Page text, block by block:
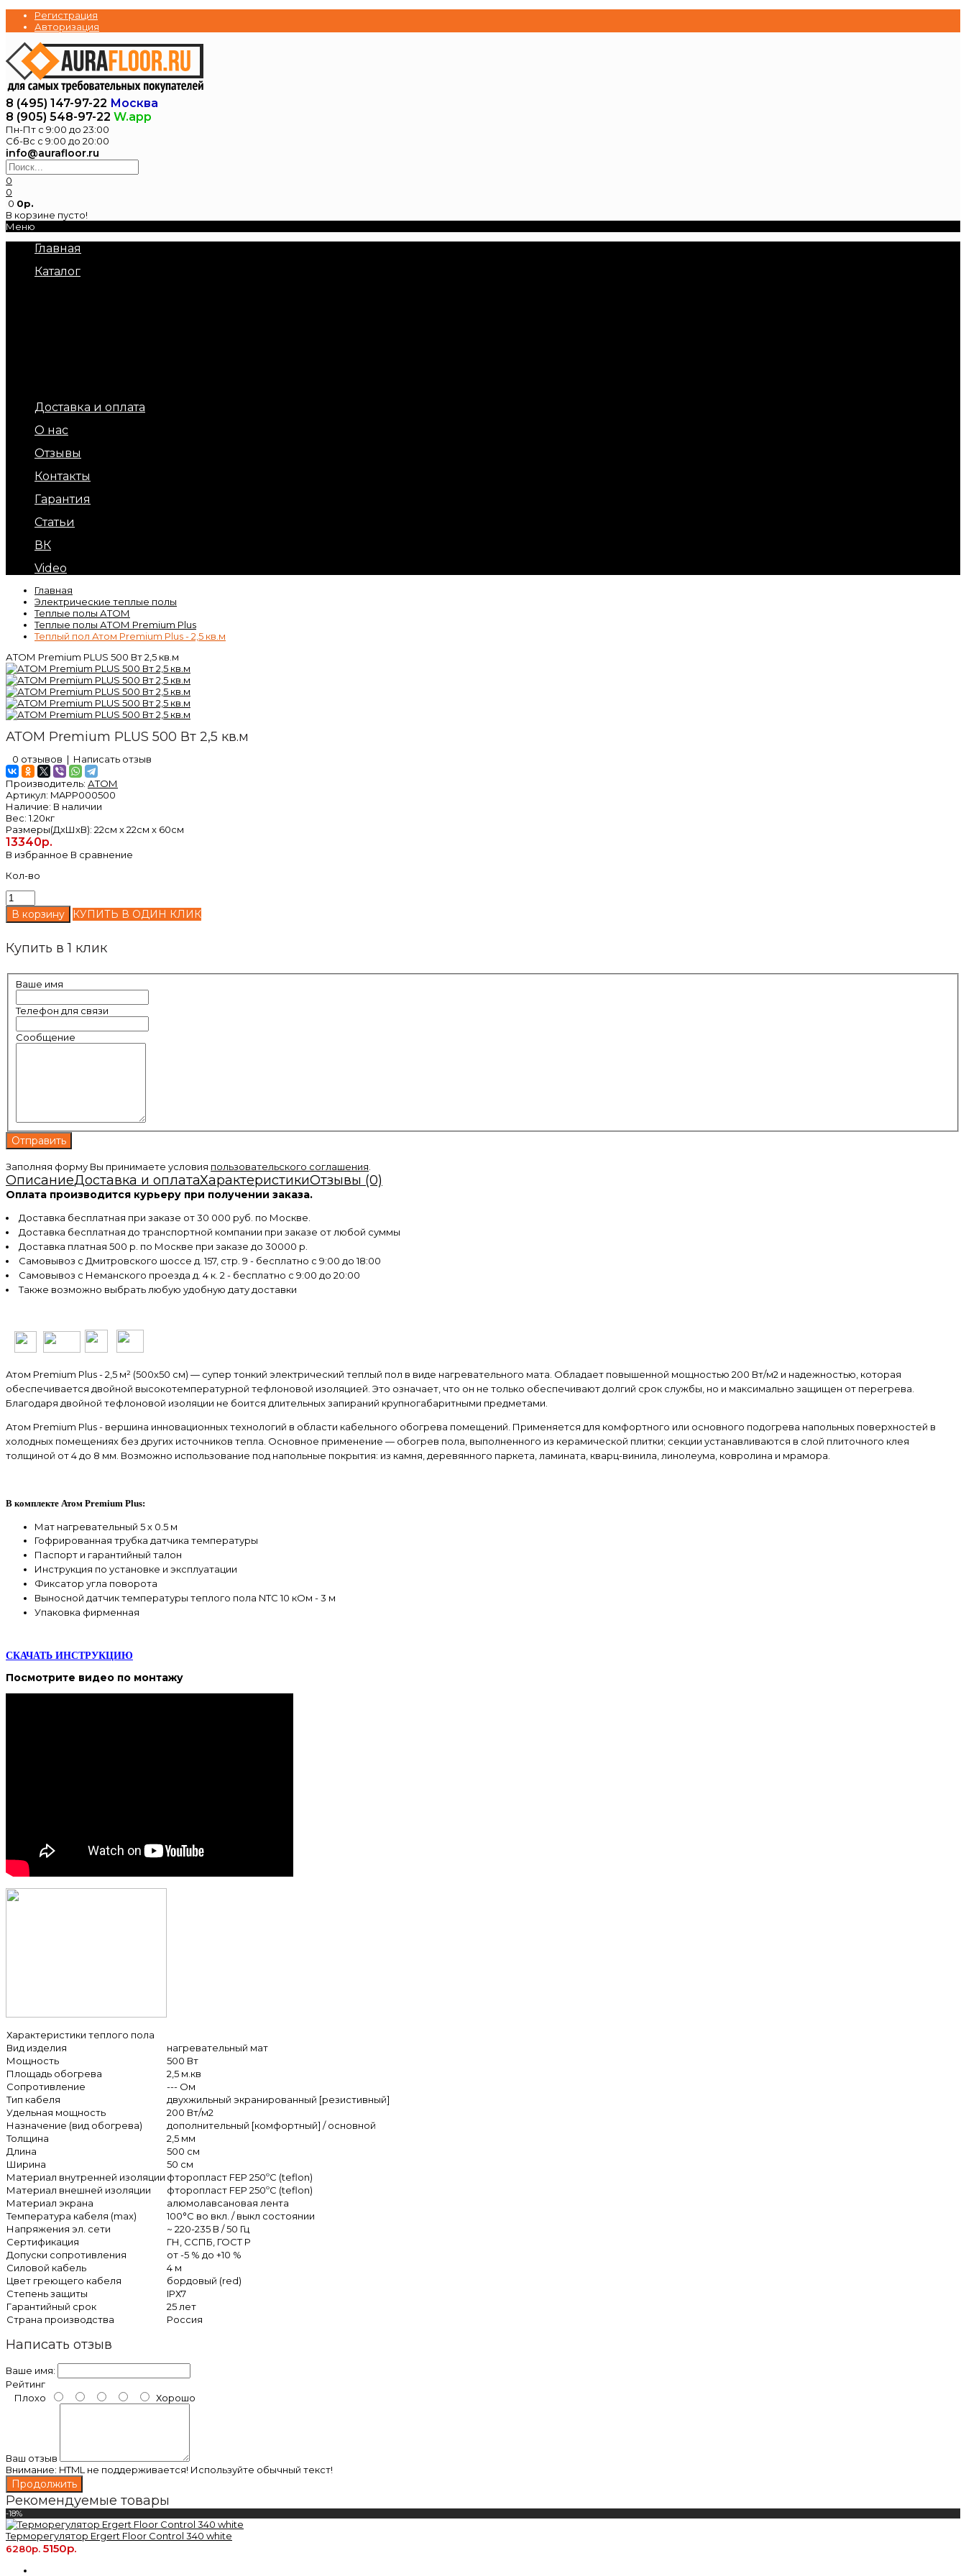
Регистрация
Авторизация
8 (495) 147-97-22 Москва
8 (905) 548-97-22 W.app
Пн-Пт с 9:00 до 23:00
Сб-Вс с 9:00 до 20:00
info@aurafloor.ru
0
0
0 0р.
В корзине пусто!
Меню
Главная
Каталог
Доставка и оплата
О нас
Отзывы
Контакты
Гарантия
Статьи
ВК
Video
Главная
Электрические теплые полы
Теплые полы АТОМ
Теплые полы АТОМ Premium Plus
Теплый пол Атом Premium Plus - 2,5 кв.м
АТОМ Premium PLUS 500 Вт 2,5 кв.м
АТОМ Premium PLUS 500 Вт 2,5 кв.м
0 отзывов | Написать отзыв
Производитель: АТОМ
Артикул: MAPP000500
Наличие: В наличии
Вес:1.20кг
Размеры(ДxШxВ): 22см x 22см x 60см
13340р.
В избранное В сравнение
Кол-во
КУПИТЬ В ОДИН КЛИК
Купить в 1 клик
Ваше имя
Телефон для связи
Сообщение
Заполняя форму Вы принимаете условия пользовательского соглашения
ОписаниеДоставка и оплатаХарактеристикиОтзывы (0)
Оплата производится курьеру при получении заказа.
Доставка бесплатная при заказе от 30 000 руб. по Москве.
Доставка бесплатная до транспортной компании при заказе от любой суммы
Доставка платная 500 р. по Москве при заказе до 30000 р.
Самовывоз с Дмитровского шоссе д. 157, стр. 9 - бесплатно с 9:00 до 18:00
Самовывоз с Неманского проезда д. 4 к. 2 - бесплатно с 9:00 до 20:00
Также возможно выбрать любую удобную дату доставки
Атом Premium Plus - 2,5 м² (500х50 см) — супер тонкий электрический теплый пол в виде нагревательного мата. Обладает повышенной мощностью 200 Вт/м2 и надежностью, которая
обеспечивается двойной высокотемпературной тефлоновой изоляцией. Это означает, что он не только обеспечивают долгий срок службы, но и максимально защищен от перегрева.
Благодаря двойной тефлоновой изоляции не боится длительных запираний крупногабаритными предметами.
Атом Premium Plus - вершина инновационных технологий в области кабельного обогрева помещений. Применяется для комфортного или основного подогрева напольных поверхностей в
холодных помещениях без других источников тепла. Основное применение — обогрев пола, выполненного из керамической плитки; секции устанавливаются в слой плиточного клея
толщиной от 4 до 8 мм. Возможно использование под напольные покрытия: из камня, деревянного паркета, ламината, кварц-винила, линолеума, ковролина и мрамора.
В комплекте Атом Premium Plus:
Мат нагревательный 5 х 0.5 м
Гофрированная трубка датчика температуры
Паспорт и гарантийный талон
Инструкция по установке и эксплуатации
Фиксатор угла поворота
Выносной датчик температуры теплого пола NTC 10 кОм - 3 м
Упаковка фирменная
СКАЧАТЬ ИНСТРУКЦИЮ
Посмотрите видео по монтажу
Характеристики теплого пола
Вид изделия
нагревательный мат
Мощность
500 Вт
Площадь обогрева
2,5 м.кв
Сопротивление
--- Ом
Тип кабеля
двухжильный экранированный [резистивный]
Удельная мощность
200 Вт/м2
Назначение (вид обогрева)
дополнительный [комфортный] / основной
Толщина
2,5 мм
Длина
500 см
Ширина
50 см
Материал внутренней изоляции фторопласт FEP 250ºС (teflon)
Материал внешней изоляции
фторопласт FEP 250ºС (teflon)
Материал экрана
алюмолавсановая лента
Температура кабеля (max)
100°C во вкл. / выкл состоянии
Напряжения эл. сети
~ 220-235 В / 50 Гц
Сертификация
ГН, ССПБ, ГОСТ Р
Допуски сопротивления
от -5 % до +10 %
Силовой кабель
4 м
Цвет греющего кабеля
бордовый (red)
Степень защиты
IPХ7
Гарантийный срок
25 лет
Страна производства
Россия
Написать отзыв
Ваше имя:
Рейтинг
Плохо
Хорошо
Ваш отзыв
Внимание: HTML не поддерживается! Используйте обычный текст!
Продолжить
Рекомендуемые товары
-18%
Терморегулятор Ergert Floor Control 340 white
6280р. 5150р.